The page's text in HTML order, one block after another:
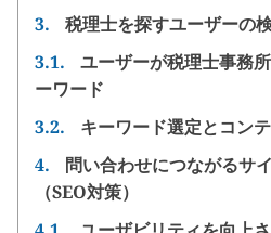
3.
税理士を探すユーザーの
3.1.
ユーザーが税理士事務
ーワード
3.2.
キーワード選定とコン
4.
問い合わせにつながるサ
（SEO対策）